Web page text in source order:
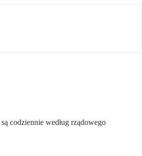
codziennie według rządowego